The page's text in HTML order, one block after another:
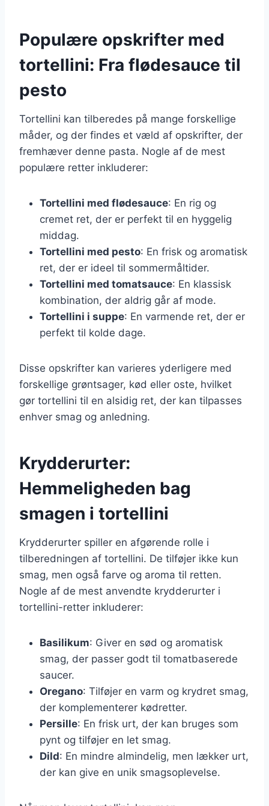
Populære opskrifter med
tortellini: Fra flødesauce til
pesto
Tortellini kan tilberedes på mange forskellige
måder, og der findes et væld af opskrifter, der
fremhæver denne pasta. Nogle af de mest
populære retter inkluderer:
Tortellini med flødesauce: En rig og
cremet ret, der er perfekt til en hyggelig
middag.
Tortellini med pesto: En frisk og aromatisk
ret, der er ideel til sommermåltider.
Tortellini med tomatsauce: En klassisk
kombination, der aldrig går af mode.
Tortellini i suppe: En varmende ret, der er
perfekt til kolde dage.
Disse opskrifter kan varieres yderligere med
forskellige grøntsager, kød eller oste, hvilket
gør tortellini til en alsidig ret, der kan tilpasses
enhver smag og anledning.
Krydderurter:
Hemmeligheden bag
smagen i tortellini
Krydderurter spiller en afgørende rolle i
tilberedningen af tortellini. De tilføjer ikke kun
smag, men også farve og aroma til retten.
Nogle af de mest anvendte krydderurter i
tortellini-retter inkluderer:
Basilikum: Giver en sød og aromatisk
smag, der passer godt til tomatbaserede
saucer.
Oregano: Tilføjer en varm og krydret smag,
der komplementerer kødretter.
Persille: En frisk urt, der kan bruges som
pynt og tilføjer en let smag.
Dild: En mindre almindelig, men lækker urt,
der kan give en unik smagsoplevelse.